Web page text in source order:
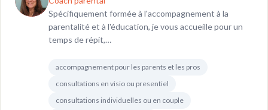
Spécifiquement formée à l'accompagnement à la
parentalité et à l'éducation, je vous accueille pour un
temps de répit,…
accompagnement pour les parents et les pros
consultations en visio ou presentiel
consultations individuelles ou en couple